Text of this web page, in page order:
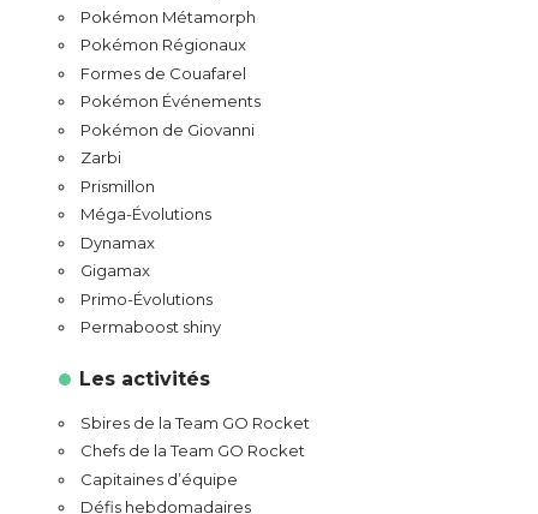
Pokémon Métamorph
Pokémon Régionaux
Formes de Couafarel
Pokémon Événements
Pokémon de Giovanni
Zarbi
Prismillon
Méga-Évolutions
Dynamax
Gigamax
Primo-Évolutions
Permaboost shiny
Les activités
Sbires de la Team GO Rocket
Chefs de la Team GO Rocket
Capitaines d’équipe
Défis hebdomadaires